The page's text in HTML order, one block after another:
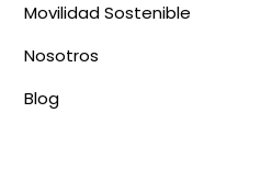
Movilidad Sostenible
Nosotros
Blog